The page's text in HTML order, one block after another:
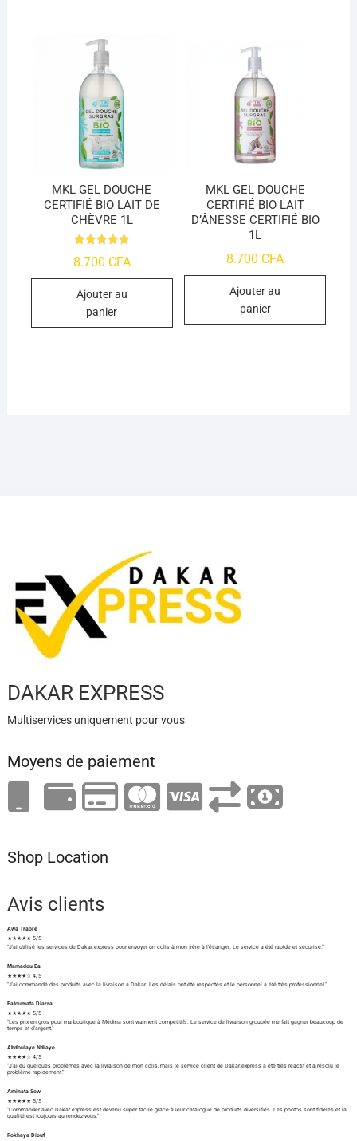
MKL GEL DOUCHE
CERTIFIÉ BIO LAIT DE
CHÈVRE 1L
4.95
8.700 CFA
Ajouter au
panier
MKL GEL DOUCHE
CERTIFIÉ BIO LAIT
D’ÂNESSE CERTIFIÉ BIO
1L
8.700 CFA
Ajouter au
panier
DAKAR EXPRESS
Multiservices uniquement pour vous
Moyens de paiement
Shop Location
Avis clients
Awa Traoré
★★★★★ 5/5
"J'ai utilisé les services de Dakar.express pour envoyer un colis à mon frère à l'étranger. Le service a été rapide et sécurisé."
Mamadou Ba
★★★★☆ 4/5
"J'ai commandé des produits avec la livraison à Dakar. Les délais ont été respectés et le personnel a été très professionnel."
Fatoumata Diarra
★★★★★ 5/5
"Les prix en gros pour ma boutique à Médina sont vraiment compétitifs. Le service de livraison groupée me fait gagner beaucoup de
temps et d'argent."
Abdoulaye Ndiaye
★★★★☆ 4/5
"J'ai eu quelques problèmes avec la livraison de mon colis, mais le service client de Dakar.express a été très réactif et a résolu le
problème rapidement."
Aminata Sow
★★★★★ 5/5
"Commander avec Dakar.express est devenu super facile grâce à leur catalogue de produits diversifiés. Les photos sont fidèles et la
qualité est toujours au rendez-vous."
Rokhaya Diouf